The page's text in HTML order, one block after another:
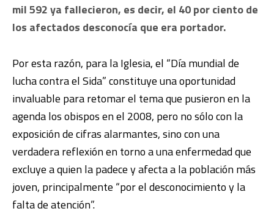
mil 592 ya fallecieron, es decir, el 40 por ciento de
los afectados desconocía que era portador.
Por esta razón, para la Iglesia, el “Día mundial de
lucha contra el Sida” constituye una oportunidad
invaluable para retomar el tema que pusieron en la
agenda los obispos en el 2008, pero no sólo con la
exposición de cifras alarmantes, sino con una
verdadera reflexión en torno a una enfermedad que
excluye a quien la padece y afecta a la población más
joven, principalmente “por el desconocimiento y la
falta de atención”.